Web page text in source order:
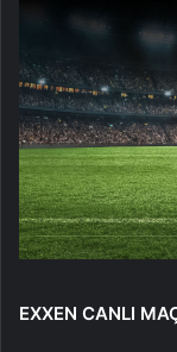
EXXEN CANLI